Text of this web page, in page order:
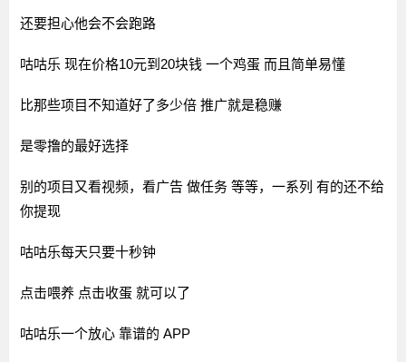
还要担心他会不会跑路
咕咕乐 现在价格10元到20块钱 一个鸡蛋 而且简单易懂
比那些项目不知道好了多少倍 推广就是稳赚
是零撸的最好选择
别的项目又看视频，看广告 做任务 等等，一系列 有的还不给
你提现
咕咕乐每天只要十秒钟
点击喂养 点击收蛋 就可以了
咕咕乐一个放心 靠谱的 APP